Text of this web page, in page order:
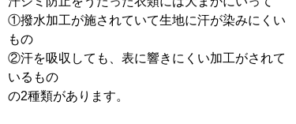
①撥水加工が施されていて生地に汗が染みにくい
もの
②汗を吸収しても、表に響きにくい加工がされて
いるもの
の2種類があります。